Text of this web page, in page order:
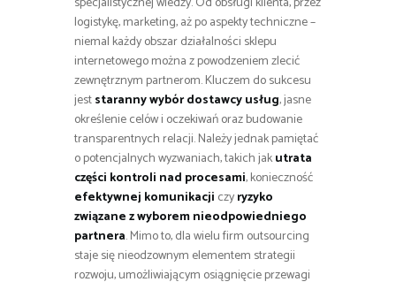
logistykę, marketing, aż po aspekty techniczne –
niemal każdy obszar działalności sklepu
internetowego można z powodzeniem zlecić
zewnętrznym partnerom. Kluczem do sukcesu
jeststaranny wybór dostawcy usług, jasne
określenie celów i oczekiwań oraz budowanie
transparentnych relacji. Należy jednak pamiętać
o potencjalnych wyzwaniach, takich jakutrata
części kontroli nad procesami, konieczność
efektywnej komunikacji czyryzyko
związane z wyborem nieodpowiedniego
partnera. Mimo to, dla wielu firm outsourcing
staje się nieodzownym elementem strategii
rozwoju, umożliwiającym osiągnięcie przewagi